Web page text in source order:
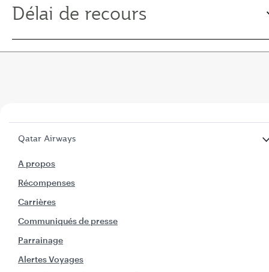
Délai de recours
Qatar Airways
A propos
Récompenses
Carrières
Communiqués de presse
Parrainage
Alertes Voyages